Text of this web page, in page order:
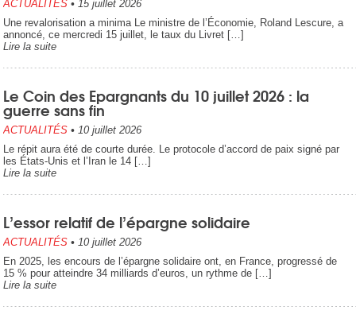
ACTUALITÉS • 15 juillet 2026
Une revalorisation a minima Le ministre de l’Économie, Roland Lescure, a
annoncé, ce mercredi 15 juillet, le taux du Livret […]
Lire la suite
Le Coin des Epargnants du 10 juillet 2026 : la
guerre sans fin
ACTUALITÉS • 10 juillet 2026
Le répit aura été de courte durée. Le protocole d’accord de paix signé par
les États-Unis et l’Iran le 14 […]
Lire la suite
L’essor relatif de l’épargne solidaire
ACTUALITÉS • 10 juillet 2026
En 2025, les encours de l’épargne solidaire ont, en France, progressé de
15 % pour atteindre 34 milliards d’euros, un rythme de […]
Lire la suite